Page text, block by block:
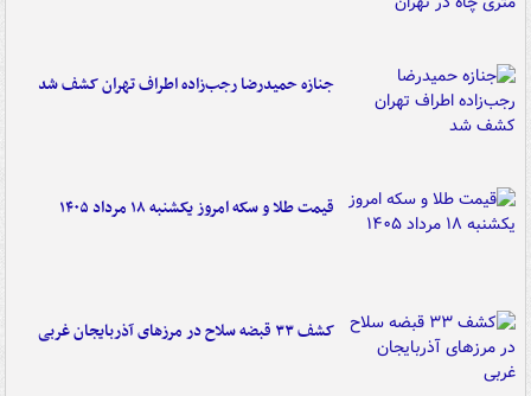
جنازه حمیدرضا رجب‌زاده اطراف تهران کشف شد
قیمت طلا و سکه امروز یکشنبه ۱۸ مرداد ۱۴۰۵
کشف ۳۳ قبضه سلاح در مرزهای آذربایجان غربی